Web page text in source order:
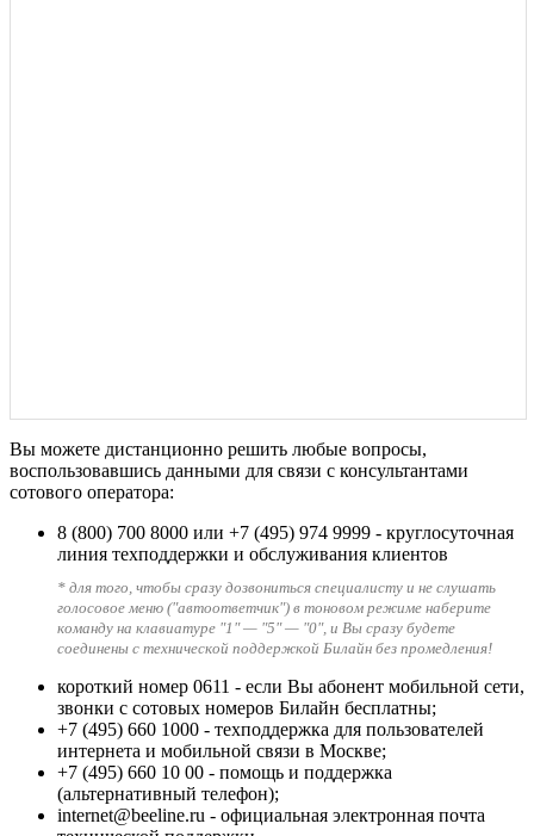
Вы можете дистанционно решить любые вопросы,
воспользовавшись данными для связи с консультантами
сотового оператора:
8 (800) 700 8000 или +7 (495) 974 9999 - круглосуточная
линия техподдержки и обслуживания клиентов
* для того, чтобы сразу дозвониться специалисту и не слушать
голосовое меню ("автоответчик") в тоновом режиме наберите
команду на клавиатуре "1" — "5" — "0", и Вы сразу будете
соединены с технической поддержкой Билайн без промедления!
короткий номер 0611 - если Вы абонент мобильной сети,
звонки с сотовых номеров Билайн бесплатны;
+7 (495) 660 1000 - техподдержка для пользователей
интернета и мобильной связи в Москве;
+7 (495) 660 10 00 - помощь и поддержка
(альтернативный телефон);
internet@beeline.ru - официальная электронная почта